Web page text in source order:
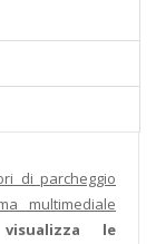
di parcheggio
multimediale
visualizza le